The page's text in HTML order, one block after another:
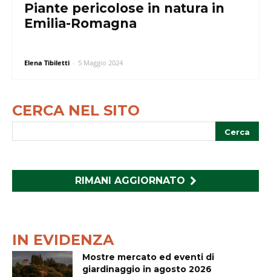
Piante pericolose in natura in
Emilia-Romagna
Elena Tibiletti - 5 Maggio 2024
CERCA NEL SITO
RIMANI AGGIORNATO
IN EVIDENZA
Mostre mercato ed eventi di
giardinaggio in agosto 2026